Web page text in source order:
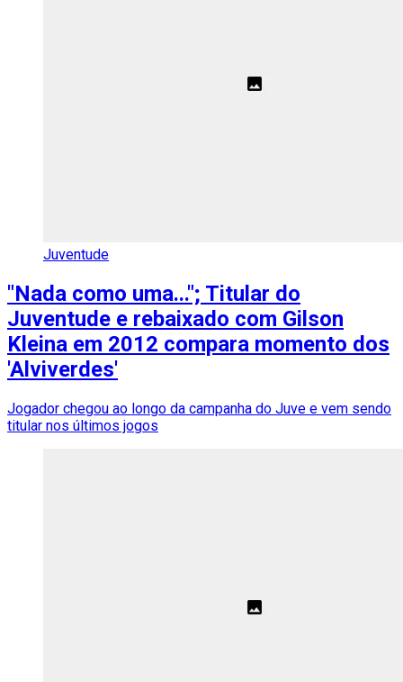
Juventude
"Nada como uma..."; Titular do
Juventude e rebaixado com Gilson
Kleina em 2012 compara momento dos
'Alviverdes'
Jogador chegou ao longo da campanha do Juve e vem sendo
titular nos últimos jogos